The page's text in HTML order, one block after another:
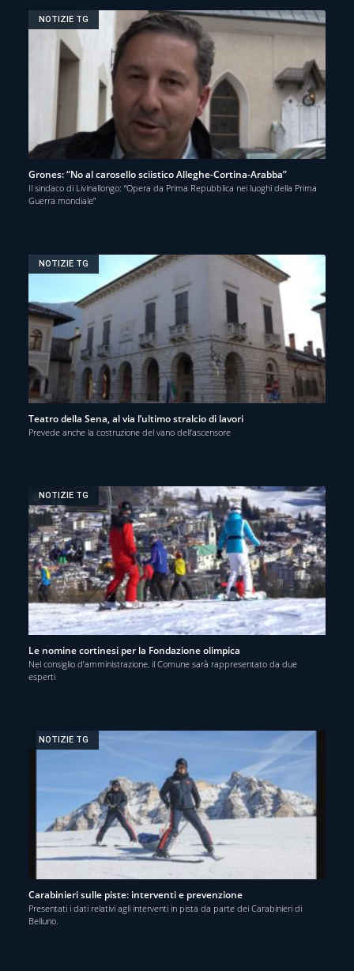
NOTIZIE TG
Grones: “No al carosello sciistico Alleghe-Cortina-Arabba”
Il sindaco di Livinallongo: “Opera da Prima Repubblica nei luoghi della Prima
Guerra mondiale”
NOTIZIE TG
Teatro della Sena, al via l’ultimo stralcio di lavori
Prevede anche la costruzione del vano dell’ascensore
NOTIZIE TG
Le nomine cortinesi per la Fondazione olimpica
Nel consiglio d’amministrazione, il Comune sarà rappresentato da due
esperti
NOTIZIE TG
Carabinieri sulle piste: interventi e prevenzione
Presentati i dati relativi agli interventi in pista da parte dei Carabinieri di
Belluno.